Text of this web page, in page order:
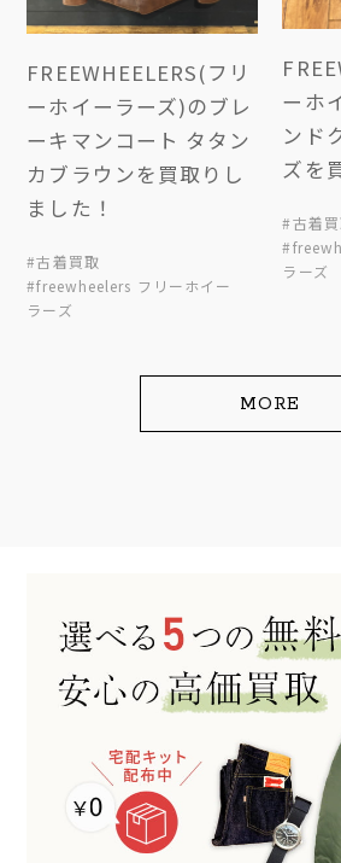
FREEWHEELERS(フリ
ーホイーラーズ)のブレ
ーキマンコート タタン
カブラウンを買取りし
ました！
#古着買取
#freewheelers フリーホイー
ラーズ
ーホ
ンド
ズを
#古着
ラーズ
MORE